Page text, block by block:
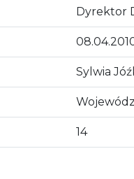
Dyrektor
Sylwia
14